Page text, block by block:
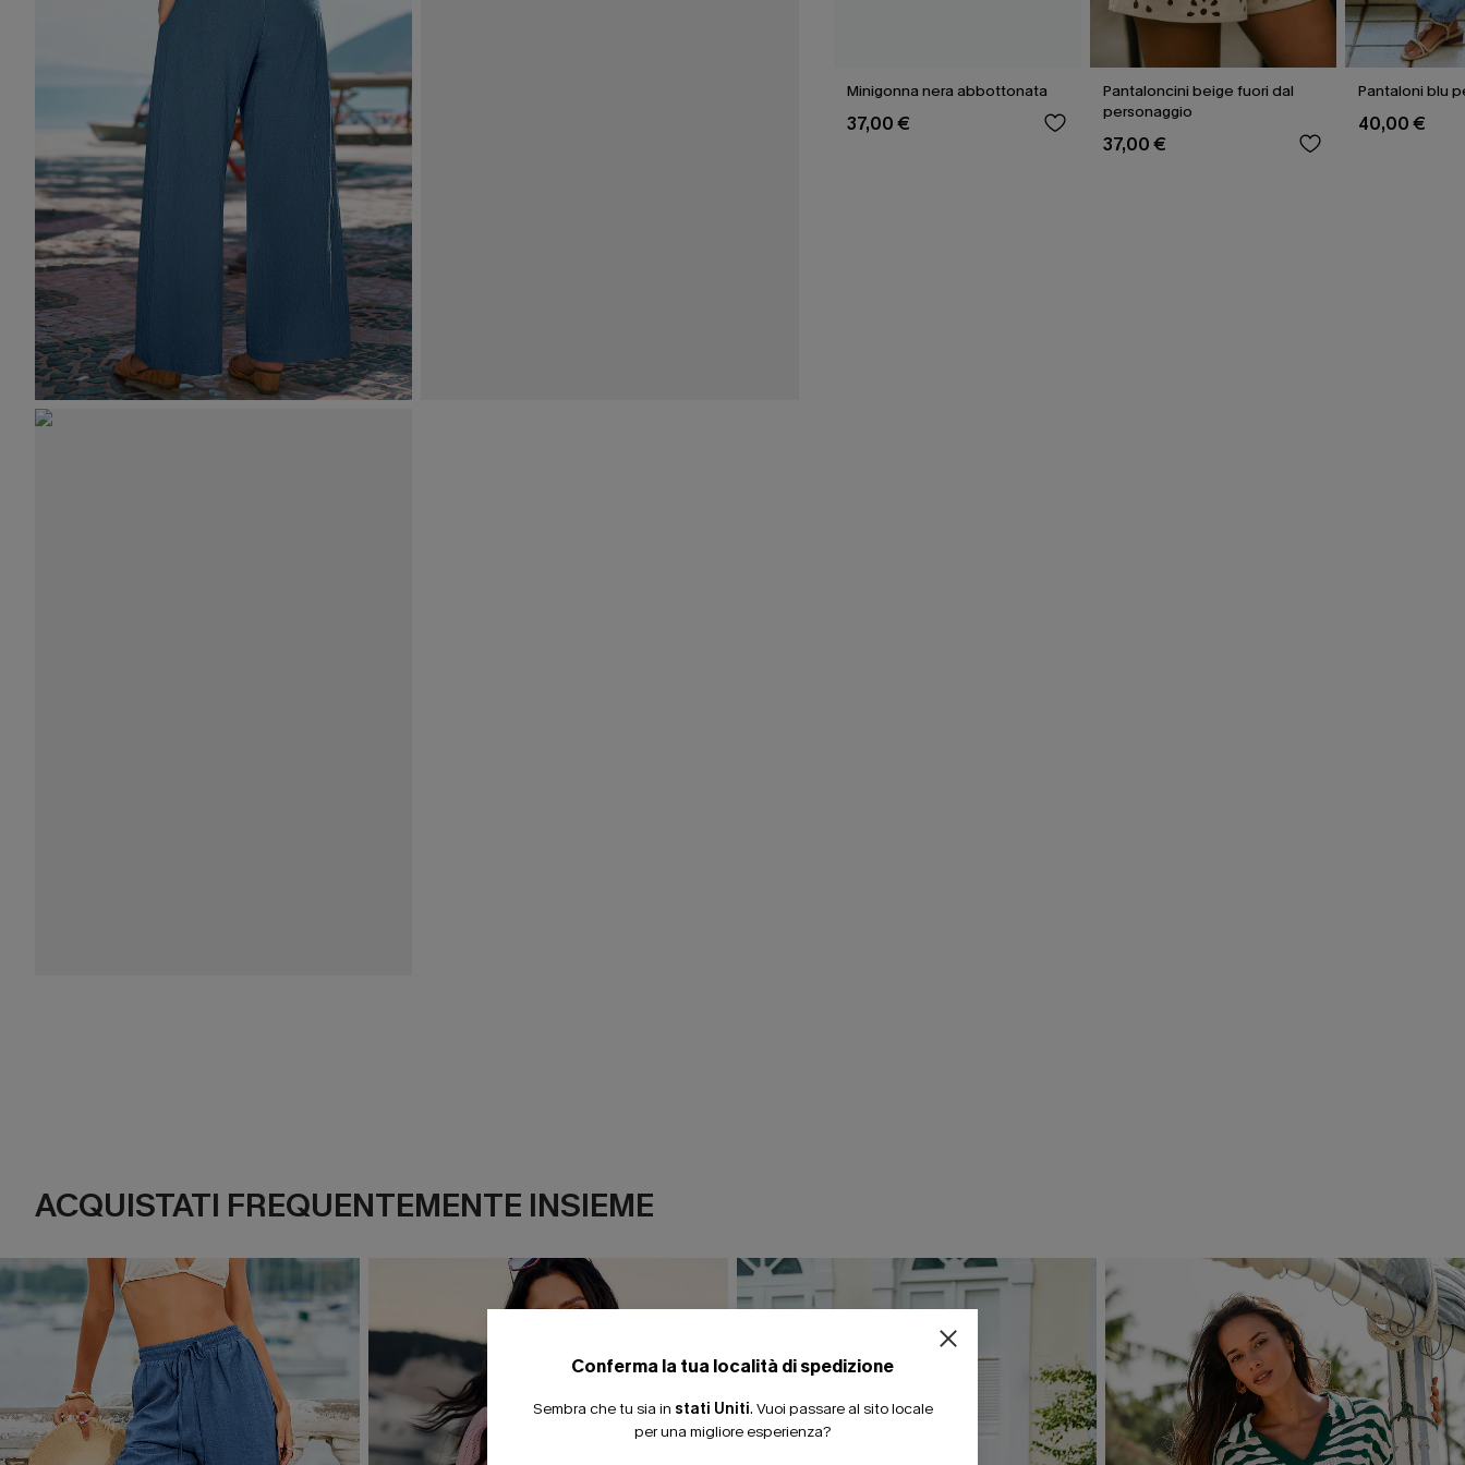
Minigonna nera abbottonata
37,00 €
Pantaloncini beige fuori dal
personaggio
37,00 €
Pantaloni blu
40,00 €
ACQUISTATI FREQUENTEMENTE INSIEME
Conferma la tua località di spedizione
Sembra che tu sia in stati Uniti. Vuoi passare al sito locale
per una migliore esperienza?
15% DI SCONTO SENZA MINIMO D'ORDINE
20% DI SCONTO SU 2 O PIÙ ARTICOLI